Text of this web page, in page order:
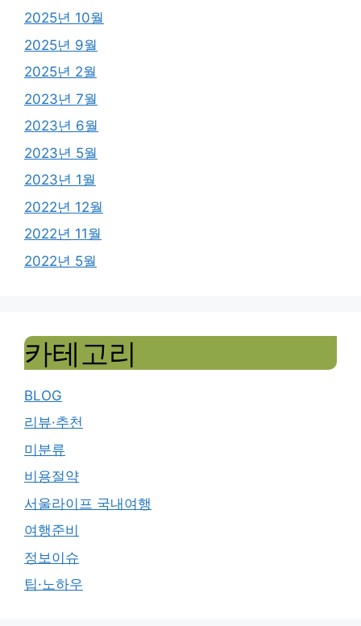
2025년 10월
2025년 9월
2025년 2월
2023년 7월
2023년 6월
2023년 5월
2023년 1월
2022년 12월
2022년 11월
2022년 5월
카테고리
BLOG
리뷰·추천
미분류
비용절약
서울라이프 국내여행
여행준비
정보이슈
팁·노하우